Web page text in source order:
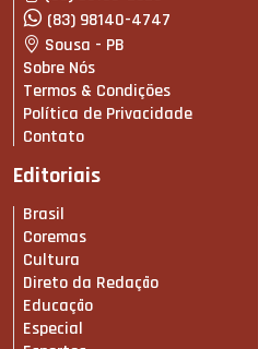
(83) 98140-4747
Sousa - PB
Sobre Nós
Termos & Condições
Política de Privacidade
Contato
Editoriais
Brasil
Coremas
Cultura
Direto da Redação
Educação
Especial